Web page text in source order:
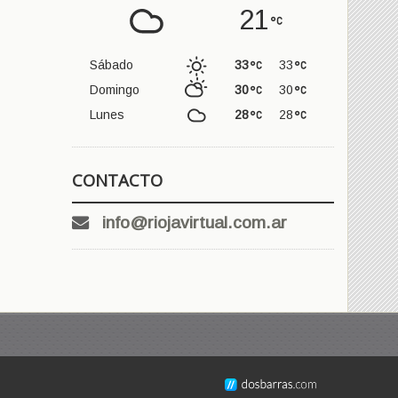
21
Sábado 33
33
Domingo
30
30
Lunes
28
28
CONTACTO
info@riojavirtual.com.ar